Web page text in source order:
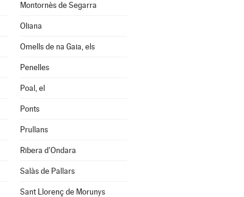
Montornès de Segarra
Oliana
Omells de na Gaia, els
Penelles
Poal, el
Ponts
Prullans
Ribera d'Ondara
Salàs de Pallars
Sant Llorenç de Morunys